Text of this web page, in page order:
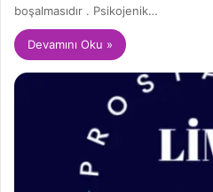
boşalmasıdır . Psikojenik…
Devamını Oku »